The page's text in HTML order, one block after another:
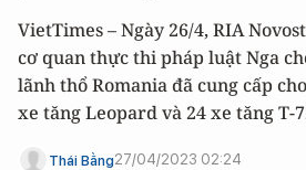
VietTimes – Ngày 26/4, RIA
cơ quan thực thi pháp luật Nga
lãnh thổ Romania đã cung cấp
xe tăng Leopard và 24 xe tăng T-
Thái Bằng27/04/2023 02:24